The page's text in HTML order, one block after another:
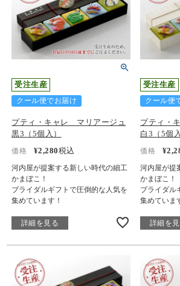
受注生産
クール便でお届け
プティ・キャレ マリアージュ
黒3（5個入）
価格 ¥2,280税込
河内屋が提案する新しい時代の細工
かまぼこ！
ブライダルギフトで圧倒的な人気を
集めています！
詳細を見る
受注生産
クール便
プティ・
白3（5個入
価格 ¥
河内屋が提
かまぼこ！
ブライダル
集めていま
詳細を